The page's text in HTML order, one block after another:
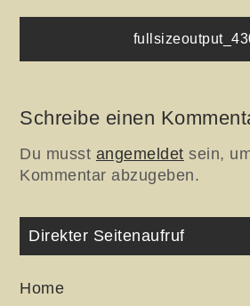
Schreibe einen
Du musst angemeldet sein,
Kommentar abzugeben.
Direkter Seitenaufruf
Home